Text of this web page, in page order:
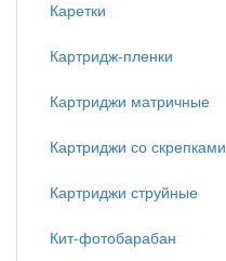
Каретки
Картридж-пленки
Картриджи матричные
Картриджи со скрепками
Картриджи струйные
Кит-фотобарабан